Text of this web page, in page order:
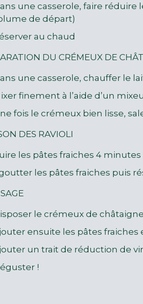
une casserole, faire réduire
de départ)
au chaud
DU CRÉMEUX DE
une casserole, chauffer le
finement à l’aide d’un
fois le crémeux bien lisse,
DES RAVIOLI
les pâtes fraiches 4
les pâtes fraiches puis
le crémeux de
ensuite les pâtes
un trait de réduction de
!